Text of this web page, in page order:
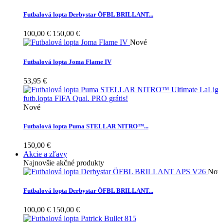
Futbalová lopta Derbystar ÖFBL BRILLANT...
100,00 € 150,00 €
Nové
Futbalová lopta Joma Flame IV
53,95 €
Nové
Futbalová lopta Puma STELLAR NITRO™...
150,00 €
Akcie a zľavy
Najnovšie akčné produkty
Futbalová lopta Derbystar ÖFBL BRILLANT...
100,00 € 150,00 €